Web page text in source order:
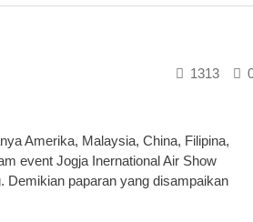
1313
Amerika, Malaysia, China, Filipina,
event Jogja Inernational Air Show
Demikian paparan yang disampaikan